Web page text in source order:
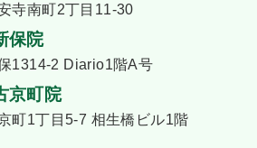
寺南町2丁目11-30
保院
1314-2 Diario1階A号
京町院
町1丁目5-7 相生橋ビル1階